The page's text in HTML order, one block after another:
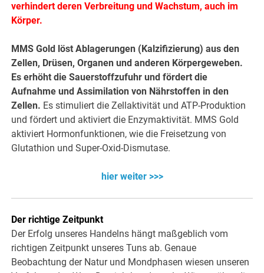
verhindert deren Verbreitung und Wachstum, auch im
Körper.
MMS Gold löst Ablagerungen (Kalzifizierung) aus den
Zellen, Drüsen, Organen und anderen Körpergeweben.
Es erhöht die Sauerstoffzufuhr und fördert die
Aufnahme und Assimilation von Nährstoffen in den
Zellen. Es stimuliert die Zellaktivität und ATP-Produktion
und fördert und aktiviert die Enzymaktivität. MMS Gold
aktiviert Hormonfunktionen, wie die Freisetzung von
Glutathion und Super-Oxid-Dismutase.
hier weiter >>>
Der richtige Zeitpunkt
Der Erfolg unseres Handelns hängt maßgeblich vom
richtigen Zeitpunkt unseres Tuns ab. Genaue
Beobachtung der Natur und Mondphasen wiesen unseren